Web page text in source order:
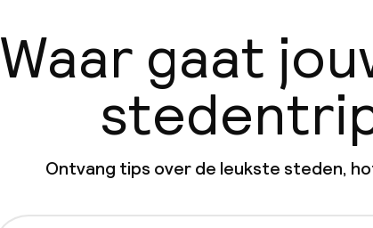
Waar gaat
Ontvang tips over de leukste steden,